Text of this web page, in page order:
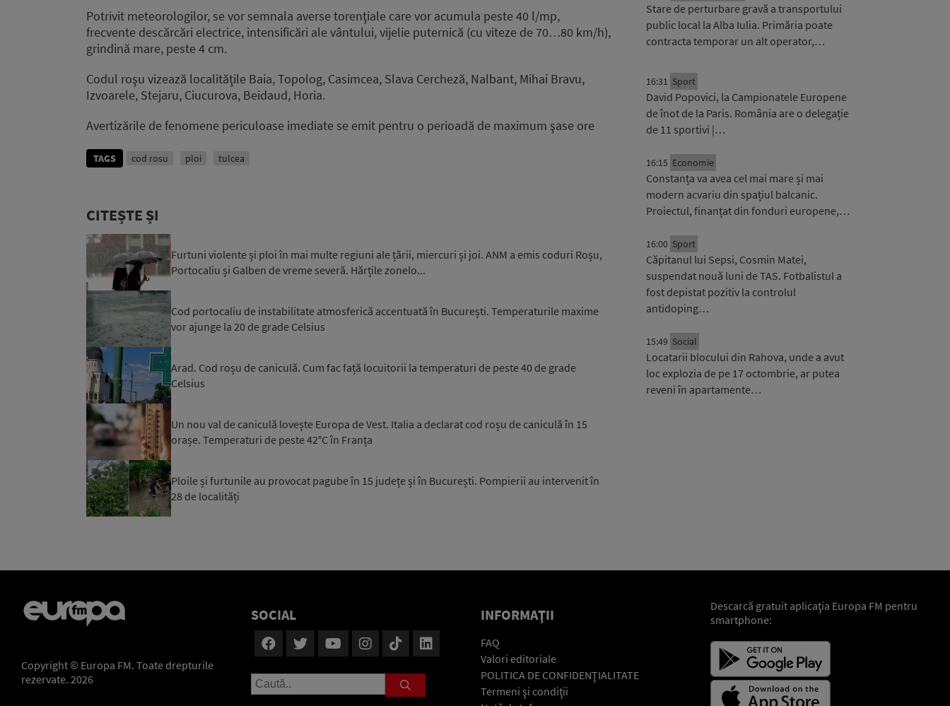
Potrivit meteorologilor, se vor semnala averse torenţiale care vor acumula peste 40 l/mp,
frecvente descărcări electrice, intensificări ale vântului, vijelie puternică (cu viteze de 70…80 km/h),
grindină mare, peste 4 cm.
Codul roşu vizează localităţile Baia, Topolog, Casimcea, Slava Cercheză, Nalbant, Mihai Bravu,
Izvoarele, Stejaru, Ciucurova, Beidaud, Horia.
Avertizările de fenomene periculoase imediate se emit pentru o perioadă de maximum şase ore
TAGS cod rosu ploi tulcea
CITEȘTE ȘI
Furtuni violente și ploi în mai multe regiuni ale țării, miercuri și joi. ANM a emis coduri Roșu,
Portocaliu și Galben de vreme severă. Hărțile zonelo...
Cod portocaliu de instabilitate atmosferică accentuată în București. Temperaturile maxime
vor ajunge la 20 de grade Celsius
Arad. Cod roșu de caniculă. Cum fac față locuitorii la temperaturi de peste 40 de grade
Celsius
Un nou val de caniculă lovește Europa de Vest. Italia a declarat cod roșu de caniculă în 15
orașe. Temperaturi de peste 42°C în Franța
Ploile și furtunile au provocat pagube în 15 județe și în București. Pompierii au intervenit în
28 de localități
Stare de perturbare gravă a transportului
public local la Alba Iulia. Primăria poate
contracta temporar un alt operator,…
16:31 Sport
David Popovici, la Campionatele Europene
de înot de la Paris. România are o delegație
de 11 sportivi |…
16:15 Economie
Constanța va avea cel mai mare și mai
modern acvariu din spațiul balcanic.
Proiectul, finanțat din fonduri europene,…
16:00 Sport
Căpitanul lui Sepsi, Cosmin Matei,
suspendat nouă luni de TAS. Fotbalistul a
fost depistat pozitiv la controlul
antidoping…
15:49 Social
Locatarii blocului din Rahova, unde a avut
loc explozia de pe 17 octombrie, ar putea
reveni în apartamente…
Copyright © Europa FM. Toate drepturile
rezervate. 2026
SOCIAL INFORMAŢII
FAQ
Valori editoriale
POLITICA DE CONFIDENŢIALITATE
Termeni şi condiţii
Descarcă gratuit aplicaţia Europa FM pentru
smartphone: